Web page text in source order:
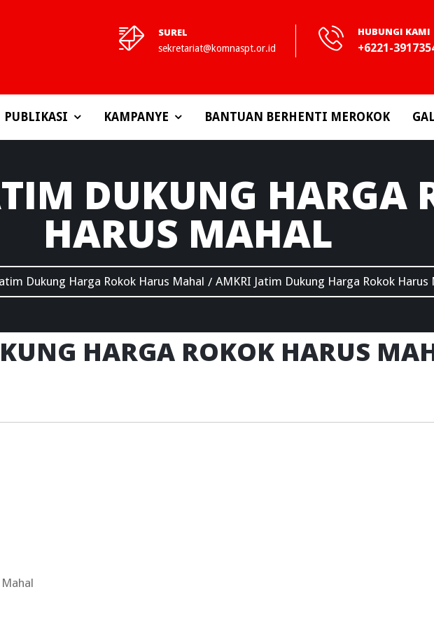
SUREL
sekretariat@komnaspt.or.id
HUBUNGI KAMI
+6221-
PUBLIKASI KAMPANYE BANTUAN BERHENTI MEROKOK
DUKUNG HARGA
HARUS MAHAL
Dukung Harga Rokok Harus Mahal / AMKRI Jatim Dukung Harga Rokok Harus
HARGA ROKOK HARUS